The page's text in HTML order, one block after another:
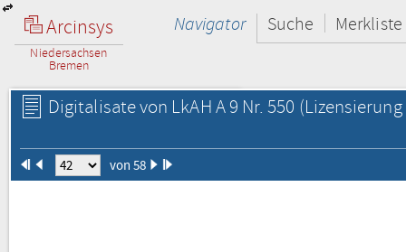
Arcinsys
Niedersachsen
Bremen
Navigator Suche Merkliste
Digitalisate von LkAH A 9 Nr. 550
von 58